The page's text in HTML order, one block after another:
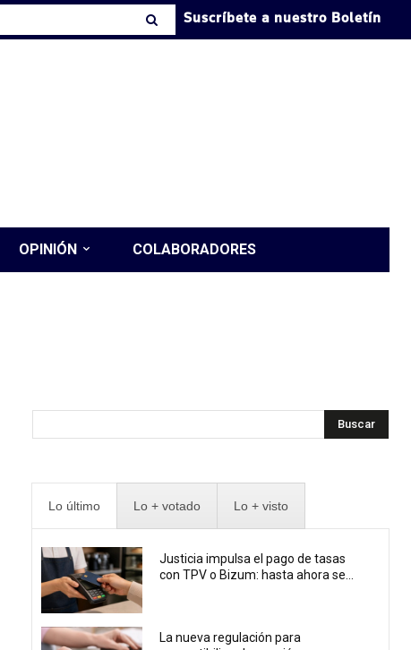
Suscríbete a nuestro Boletín
OPINIÓN COLABORADORES
Buscar
Lo último Lo + votado Lo + visto
Justicia impulsa el pago de tasas
con TPV o Bizum: hasta ahora se...
La nueva regulación para